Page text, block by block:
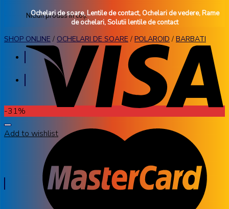
Niciun produs în coș.
Ochelari de soare, Lentile de contact, Ochelari de vedere, Rame
de ochelari, Solutii lentile de contact
SHOP ONLINE / OCHELARI DE SOARE / POLAROID / BARBATI
-31%
Add to wishlist